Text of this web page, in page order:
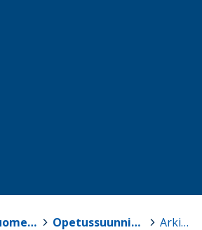
Keski-Suomen kuntien opetussuunnitelmat > Opetussuunnitelman paikallinen tukimateriaali > Arkisto